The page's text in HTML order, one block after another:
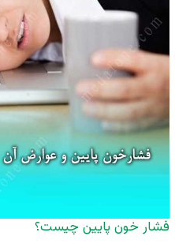
فشار خون پایین چیست؟